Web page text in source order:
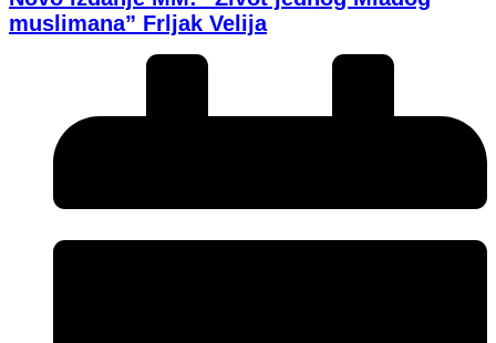
muslimana” Frljak Velija